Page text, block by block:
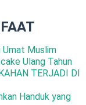
Umat Muslim
Ulang Tahun
TERJADI DI
Handuk yang